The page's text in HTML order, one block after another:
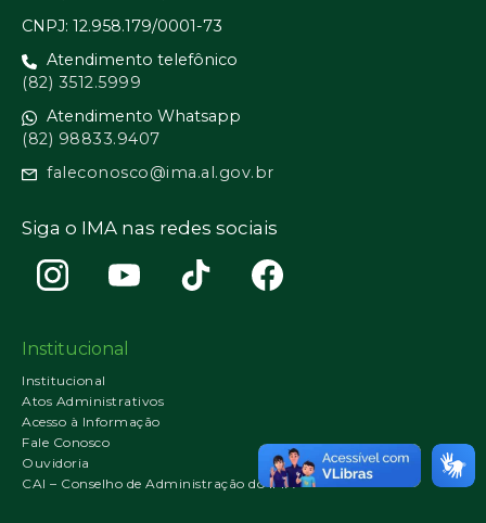
CNPJ: 12.958.179/0001-73
Atendimento telefônico
(82) 3512.5999
Atendimento Whatsapp
(82) 98833.9407
faleconosco@ima.al.gov.br
Siga o IMA nas redes sociais
Institucional
Institucional
Atos Administrativos
Acesso à Informação
Fale Conosco
Ouvidoria
CAI – Conselho de Administração do IMA